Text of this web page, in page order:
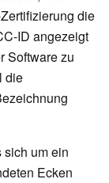
die
ID angezeigt
Software zu
die
sich um ein
Ecken